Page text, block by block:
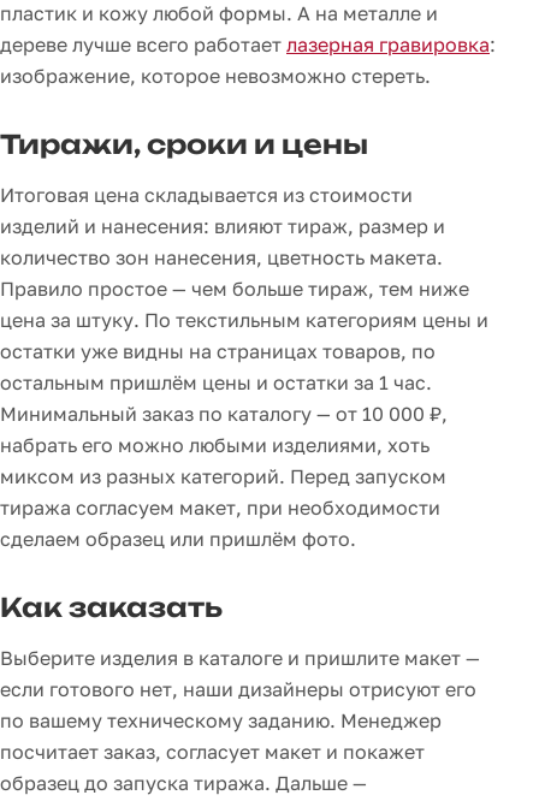
пластик и кожу любой формы. А на металле и
дереве лучше всего работает лазерная гравировка:
изображение, которое невозможно стереть.
Тиражи, сроки и цены
Итоговая цена складывается из стоимости
изделий и нанесения: влияют тираж, размер и
количество зон нанесения, цветность макета.
Правило простое — чем больше тираж, тем ниже
цена за штуку. По текстильным категориям цены и
остатки уже видны на страницах товаров, по
остальным пришлём цены и остатки за 1 час.
Минимальный заказ по каталогу — от 10 000 ₽,
набрать его можно любыми изделиями, хоть
миксом из разных категорий. Перед запуском
тиража согласуем макет, при необходимости
сделаем образец или пришлём фото.
Как заказать
Выберите изделия в каталоге и пришлите макет —
если готового нет, наши дизайнеры отрисуют его
по вашему техническому заданию. Менеджер
посчитает заказ, согласует макет и покажет
образец до запуска тиража. Дальше —